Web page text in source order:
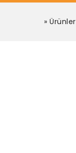
»Ürünler